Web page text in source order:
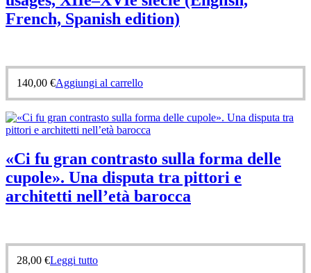
French, Spanish edition)
140,00 €Aggiungi al carrello
«Ci fu gran contrasto sulla forma delle
cupole». Una disputa tra pittori e
architetti nell’età barocca
28,00 €Leggi tutto